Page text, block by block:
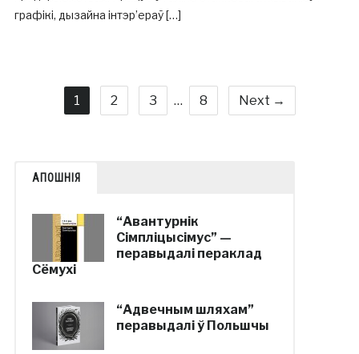
графікі, дызайна інтэр’ераў […]
1 2 3 … 8 Next →
АПОШНІЯ
“Авантурнік
Сімпліцысімус” —
перавыдалі пераклад
Сёмухі
“Адвечным шляхам”
перавыдалі ў Польшчы